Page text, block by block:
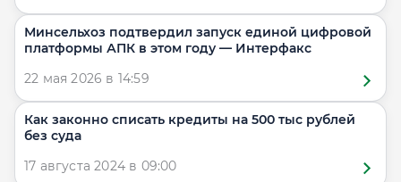
Минсельхоз подтвердил запуск единой цифровой
платформы АПК в этом году — Интерфакс
22 мая 2026 в 14:59
Как законно списать кредиты на 500 тыс рублей
без суда
17 августа 2024 в 09:00